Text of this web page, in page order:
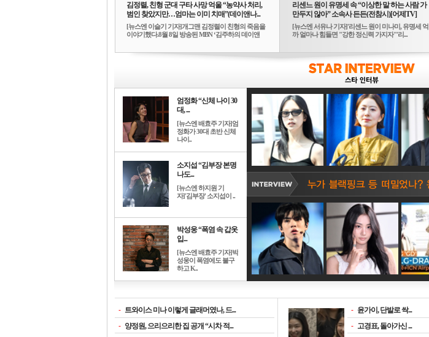
김정렬, 친형 군대 구타 사망 억울 “농약사 처리,
범인 찾았지만…엄마는 이미 치매”(데이앤나...
[뉴스엔 이슬기 기자]개그맨 김정렬이 친형의 죽음을
이야기했다.8월 8일 방송된 MBN ‘김주하의 데이앤
리센느 원이 유명세 속 “이상한 말 하는 사람 가
만두지 않아” 소속사 든든(전참시)[어제TV]
[뉴스엔 서유나 기자]'리센느 원이 미나미, 유명세 억
까 얼마나 힘들면 "강한 정신력 가지자"'리...
엄정화 “신체 나이 30
대, ...
[뉴스엔 배효주 기자]엄
정화가 30대 초반 신체
나이..
소지섭 “김부장 본명
나도...
[뉴스엔 하지원 기
자]'김부장' 소지섭이 ..
박성웅 “폭염 속 갑옷
입...
[뉴스엔 배효주 기자]박
성웅이 폭염에도 불구
하고 K..
- 트와이스 미나 이렇게 글래머였나, 드...
- 양정원, 으리으리한 집 공개 “시차 적...
- 윤가이, 단발로 싹...
- 고경표, 돌아가신 ...